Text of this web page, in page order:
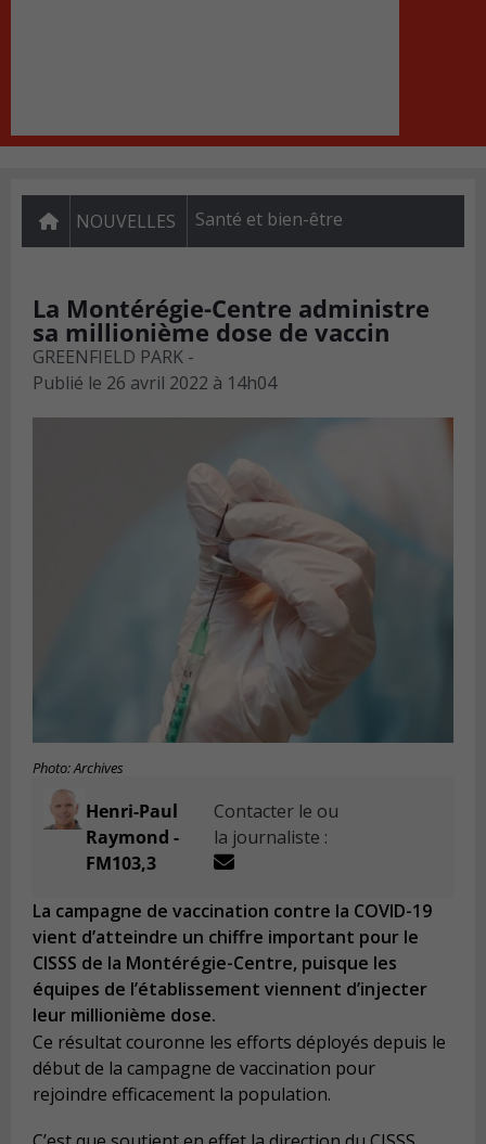
NOUVELLES Santé et bien-être
La Montérégie-Centre administre
sa millionième dose de vaccin
GREENFIELD PARK -
Publié le 26 avril 2022 à 14h04
Photo: Archives
Henri-Paul
Raymond -
FM103,3
Contacter le ou
la journaliste :
La campagne de vaccination contre la COVID-19
vient d’atteindre un chiffre important pour le
CISSS de la Montérégie-Centre, puisque les
équipes de l’établissement viennent d’injecter
leur millionième dose.
Ce résultat couronne les efforts déployés depuis le
début de la campagne de vaccination pour
rejoindre efficacement la population.